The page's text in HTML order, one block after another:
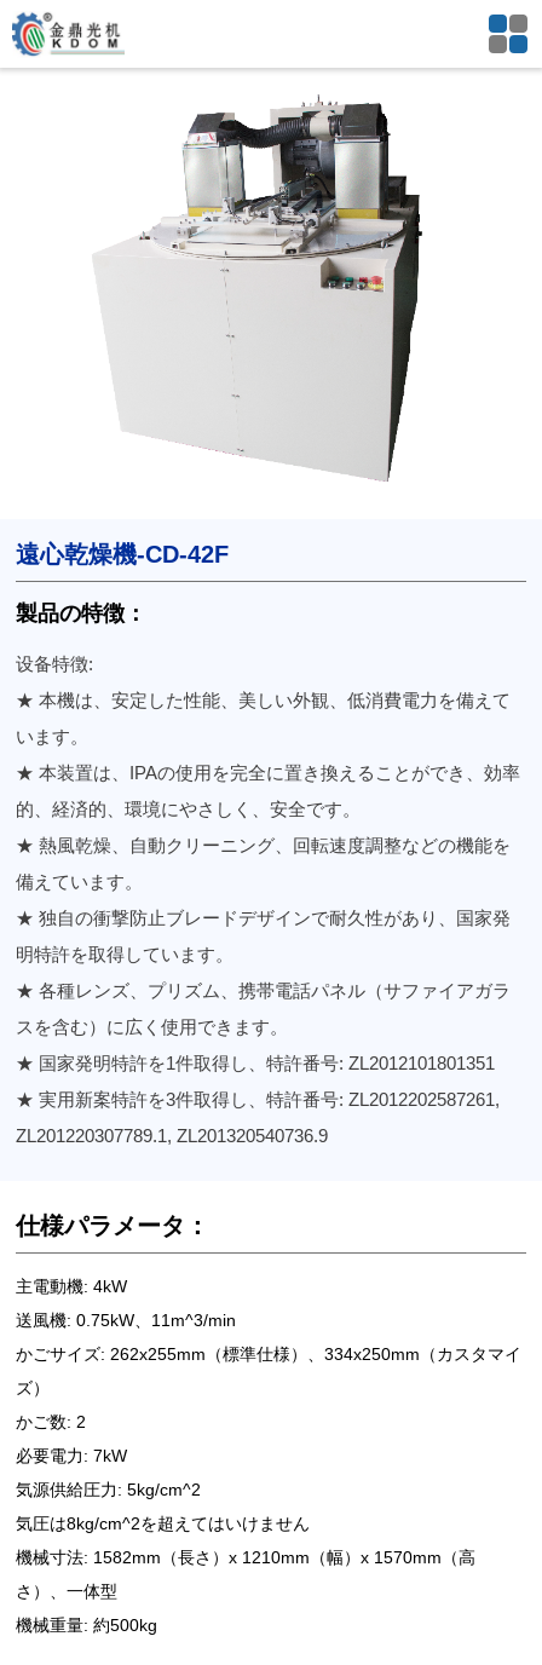
遠心乾燥機-CD-42F
製品の特徴：
设备特徴:
★ 本機は、安定した性能、美しい外観、低消費電力を備えて
います。
★ 本装置は、IPAの使用を完全に置き換えることができ、効率
的、経済的、環境にやさしく、安全です。
★ 熱風乾燥、自動クリーニング、回転速度調整などの機能を
備えています。
★ 独自の衝撃防止ブレードデザインで耐久性があり、国家発
明特許を取得しています。
★ 各種レンズ、プリズム、携帯電話パネル（サファイアガラ
スを含む）に広く使用できます。
★ 国家発明特許を1件取得し、特許番号: ZL2012101801351
★ 実用新案特許を3件取得し、特許番号: ZL2012202587261,
ZL201220307789.1, ZL201320540736.9
仕様パラメータ：
主電動機: 4kW
送風機: 0.75kW、11m^3/min
かごサイズ: 262x255mm（標準仕様）、334x250mm（カスタマイ
ズ）
かご数: 2
必要電力: 7kW
気源供給圧力: 5kg/cm^2
気圧は8kg/cm^2を超えてはいけません
機械寸法: 1582mm（長さ）x 1210mm（幅）x 1570mm（高
さ）、一体型
機械重量: 約500kg